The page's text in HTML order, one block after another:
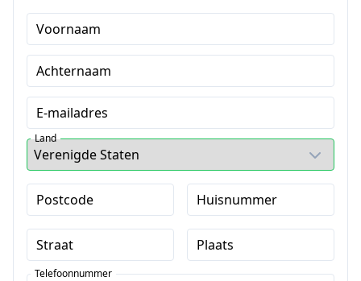
Voornaam
Achternaam
E-mailadres
Land
Postcode Huisnummer
Straat Plaats
Telefoonnummer